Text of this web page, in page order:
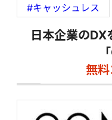
#キャッシュレス
日本企業の
無